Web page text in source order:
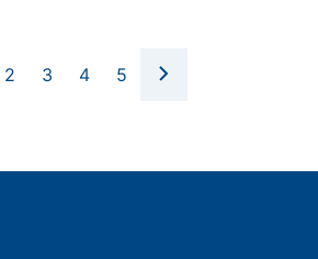
2 3 4 5